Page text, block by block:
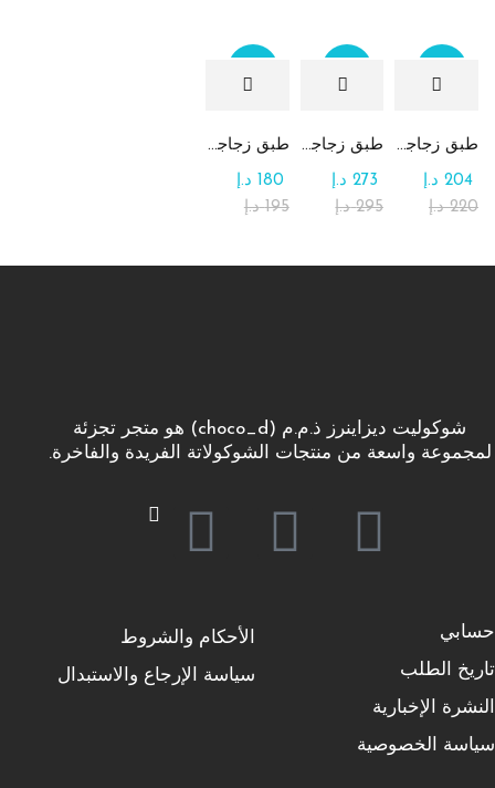
طبق زجاجي مربع يحتوي على تشكيلة من الشوكولاتة
220 د.إ
204 د.إ
طبق زجاجي دائري للحلوى مع الشوكولاتة
295 د.إ
273 د.إ
طبق زجاجي مربع يحتوي على الرهش
195 د.إ
180 د.إ
شوكوليت ديزاينرز ذ.م.م (choco_d) هو متجر تجزئة
لمجموعة واسعة من منتجات الشوكولاتة الفريدة والفاخرة.
حسابي
تاريخ الطلب
النشرة الإخبارية
سياسة الخصوصية
الأحكام والشروط
سياسة الإرجاع والاستبدال